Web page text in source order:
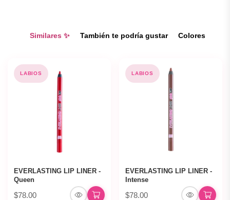
Similares ✨ También te podría gustar Colores
LABIOS
EVERLASTING LIP LINER -
Queen
$78.00
LABIOS
EVERLASTING LIP LINER -
Intense
$78.00